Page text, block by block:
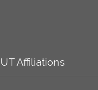
Affiliations